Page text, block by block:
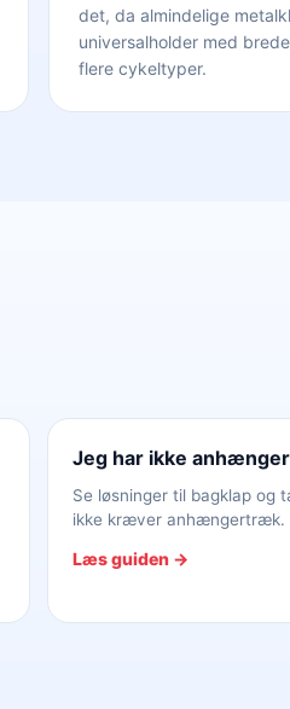
det, da almindelige
universalholder med
flere cykeltyper.
Jeg har ikke
Se løsninger til bagklap og
ikke kræver anhængertræk.
Læs guiden →